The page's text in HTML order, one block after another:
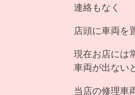
連絡もなく
店頭に車両を
現在お店には
車両が出ない
当店の修理車